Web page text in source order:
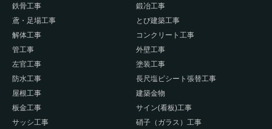
鉄骨工事
鍛冶工事
鳶・足場工事
とび建築工事
解体工事
コンクリート工事
管工事
外壁工事
左官工事
塗装工事
防水工事
長尺塩ビシート張替工事
屋根工事
建築金物
板金工事
サイン(看板)工事
サッシ工事
硝子（ガラス）工事